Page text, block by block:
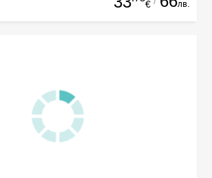
€ лв.